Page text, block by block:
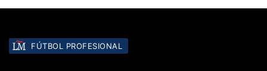
FÚTBOL PROFESIONAL